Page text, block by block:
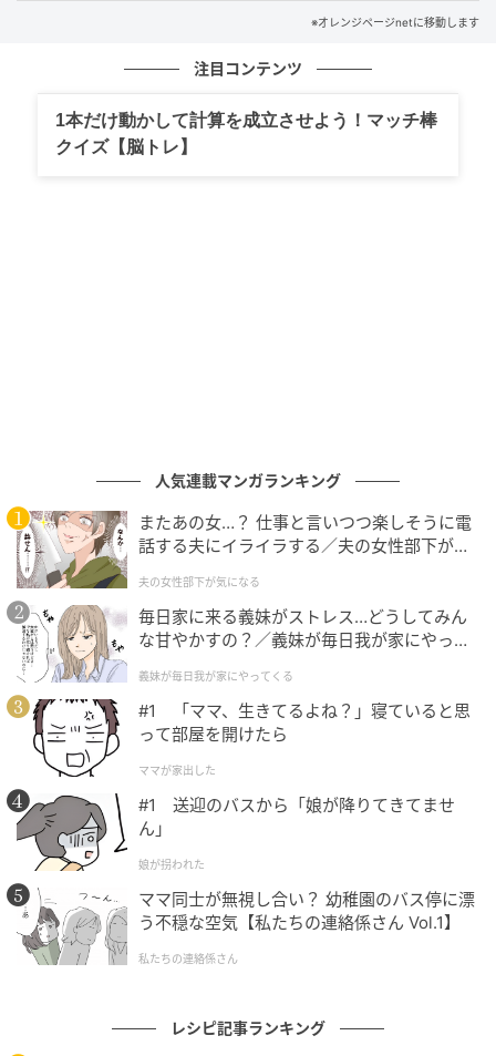
・ズッキーニはへたを切り、長さを3等分に切ってから
・しょうがは皮をむき、薄切りにする。
オレンジページnet
フライパンにごま油を中火で熱し、鶏肉を皮目を下に
して入れて2～3分焼く。かるく焼き色がついたら上下
を返し、2分ほど焼いてズッキーニを加え、1～2分炒
め合わせる。ズッキーニに油がなじんだら〈A〉とし
ょうがを加えて煮立て、3～4分煮る。
味しみしみのズッキーニに、鶏スペアリブのうまみが
たまらない！フライパンひとつで作れるので、忙しい
日にもお手軽です。
野本 やすゆき
ノモト ヤスユキ
※オレンジページnetに移動します
注目コンテンツ
1本だけ動かして計算を成立させよう！マッチ棒
クイズ【脳トレ】
人気連載マンガランキング
またあの女…？ 仕事と言いつつ楽しそうに電
話する夫にイライラする／夫の女性部下が気
夫の女性部下が気になる
毎日家に来る義妹がストレス…どうしてみん
な甘やかすの？／義妹が毎日我が家にやって
が】
義妹が毎日我が家にやってくる
#1 「ママ、生きてるよね？」寝ていると思
って部屋を開けたら
ママが家出した
#1 送迎のバスから「娘が降りてきてませ
ん」
娘が拐われた
ママ同士が無視し合い？ 幼稚園のバス停に漂
う不穏な空気【私たちの連絡係さん Vol.1】
私たちの連絡係さん
レシピ記事ランキング